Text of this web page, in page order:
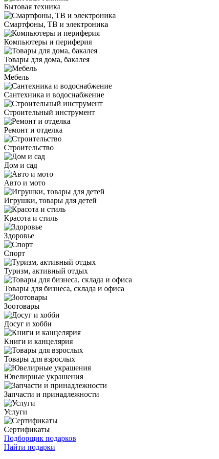
Бытовая техника
Смартфоны, ТВ и электроника
Компьютеры и периферия
Товары для дома, бакалея
Мебель
Сантехника и водоснабжение
Строительный инструмент
Ремонт и отделка
Строительство
Дом и сад
Авто и мото
Игрушки, товары для детей
Красота и стиль
Здоровье
Спорт
Туризм, активный отдых
Товары для бизнеса, склада и офиса
Зоотовары
Досуг и хобби
Книги и канцелярия
Товары для взрослых
Ювелирные украшения
Запчасти и принадлежности
Услуги
Сертификаты
Подборщик подарков
Найти подарки